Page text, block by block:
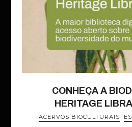
CONHEÇA A
HERITAGE
ACERVOS BIOCULTURAIS